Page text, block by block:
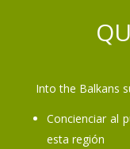
Into the Balkans
Concienciar al
esta región